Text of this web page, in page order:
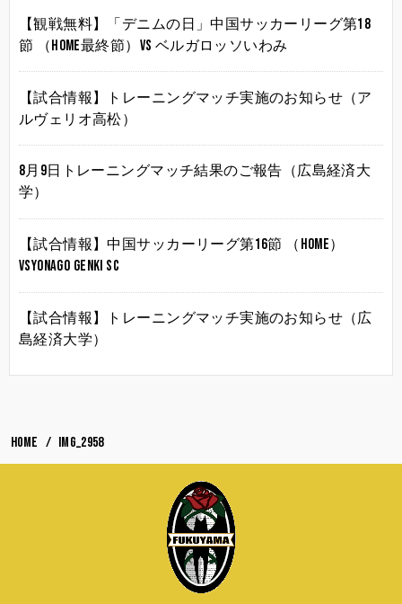
【観戦無料】「デニムの日」中国サッカーリーグ第18
節 （HOME最終節）vs ベルガロッソいわみ
【試合情報】トレーニングマッチ実施のお知らせ（ア
ルヴェリオ高松）
8月9日トレーニングマッチ結果のご報告（広島経済大
学）
【試合情報】中国サッカーリーグ第16節 （HOME）
vsYonago Genki SC
【試合情報】トレーニングマッチ実施のお知らせ（広
島経済大学）
HOME IMG_2958